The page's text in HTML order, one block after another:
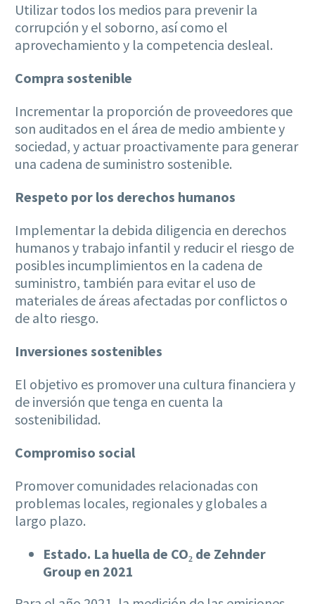
Utilizar todos los medios para prevenir la
corrupción y el soborno, así como el
aprovechamiento y la competencia desleal.
Compra sostenible
Incrementar la proporción de proveedores que
son auditados en el área de medio ambiente y
sociedad, y actuar proactivamente para generar
una cadena de suministro sostenible.
Respeto por los derechos humanos
Implementar la debida diligencia en derechos
humanos y trabajo infantil y reducir el riesgo de
posibles incumplimientos en la cadena de
suministro, también para evitar el uso de
materiales de áreas afectadas por conflictos o
de alto riesgo.
Inversiones sostenibles
El objetivo es promover una cultura financiera y
de inversión que tenga en cuenta la
sostenibilidad.
Compromiso social
Promover comunidades relacionadas con
problemas locales, regionales y globales a
largo plazo.
Estado. La huella de CO₂ de Zehnder
Group en 2021